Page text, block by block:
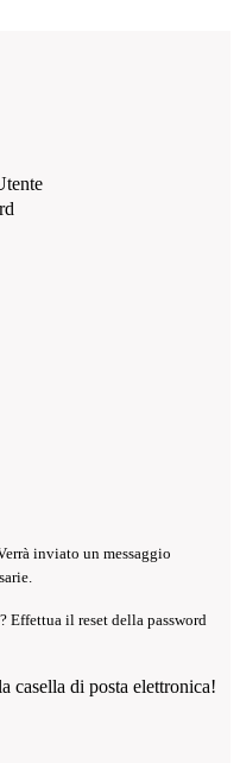
inviato un messaggio
Effettua il reset della password
casella di posta elettronica!